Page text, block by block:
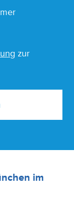
zur
im